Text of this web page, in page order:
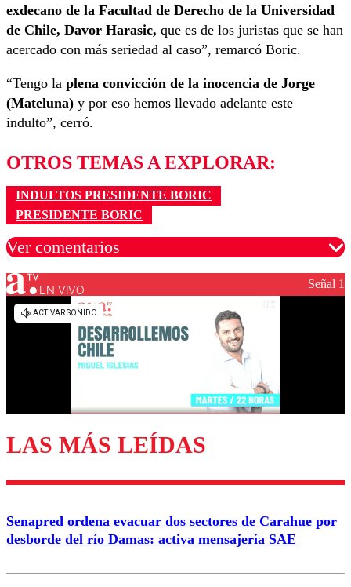
exdecano de la Facultad de Derecho de la Universidad
de Chile, Davor Harasic, que es de los juristas que se han
acercado con más seriedad al caso”, remarcó Boric.
“Tengo la plena convicción de la inocencia de Jorge
(Mateluna) y por eso hemos llevado adelante este
indulto”, cerró.
OTROS TEMAS A EXPLORAR:
INDULTOS PRESIDENTE BORIC
PRESIDENTE BORIC
Ver comentarios
Los comentarios son moderados para garantizar un
diálogo respetuoso.
Enviar comentario
EN VIVO Señal 1
LAS MÁS LEÍDAS
Senapred ordena evacuar dos sectores de Carahue por
desborde del río Damas: activa mensajería SAE